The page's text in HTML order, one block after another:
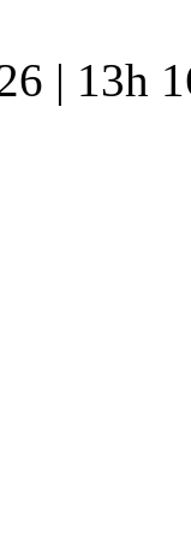
| 13h